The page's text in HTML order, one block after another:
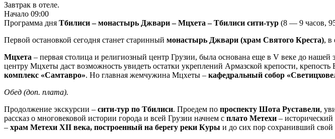
Завтрак в отеле.
Начало 09:00
Программа дня Тбилиси – монастырь Джвари – Мцхета – Тбилиси сити-тур (8 — 9 часов,
Первой остановкой сегодня станет старинный монастырь Джвари (храм Святого Креста), в
Мцхета – первая столица и религиозный центр Грузии, была основана еще в V веке до
центру Мцхеты даст возможность увидеть остатки укреплений Армазской крепости,
комплекс «Самтавро». Но главная жемчужина Мцхеты – кафедральный собор
Обед (доп. плата).
Продолжение экскурсии – сити-тур по Тбилиси. Проедем по проспекту Шота Руставели,
рассказ о многовековой истории города и всей Грузии начнем с плато Метехи –
– храм Метехи XII века, построенный на берегу реки Куры и до сих пор сохранивший